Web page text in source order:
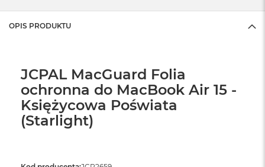
OPIS PRODUKTU
JCPAL MacGuard Folia
ochronna do MacBook Air 15 -
Księżycowa Poświata
(Starlight)